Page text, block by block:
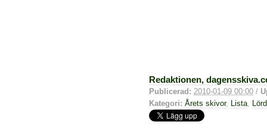
Redaktionen,
Publicerad: 2010-01-09 00:00 /
Kategori: Årets skivor, Lista